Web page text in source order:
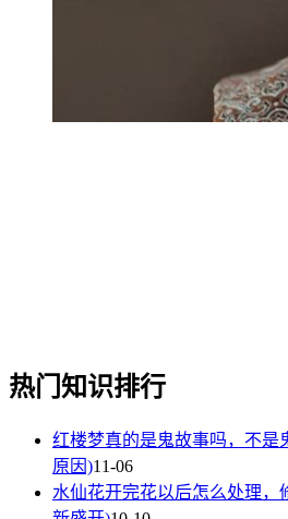
热门知识排行
红楼梦真的是鬼故事吗，不是
原因)11-06
水仙花开完花以后怎么处理，